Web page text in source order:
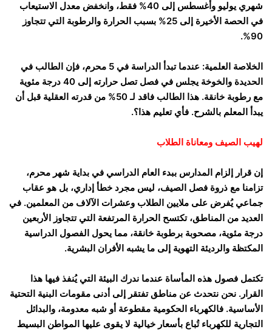
شهري يوليو وأغسطس إلى 40% فقط، وانخفض معدل الاستيعاب
في الحصة الأخيرة إلى 25% بسبب الحرارة والرطوبة التي تتجاوز
90%.
الخلاصة العلمية: عندما تبدأ الدراسة في 5 محرم، فإن الطالب في
الحديدة والخوخة يجلس في فصل تصل حرارته إلى 40 درجة مئوية
مع رطوبة خانقة. هذا الطالب فاقد لـ 50% من قدرته العقلية قبل أن
يبدأ المعلم بالشرح. فأي تعليم هذا؟.
لهيب الصيف ومعاناة الطلاب
إن قرار إلزام المدارس ببدء العام الدراسي في بداية شهر محرم،
تزامنا مع ذروة فصل الصيف، ليس مجرد خطأ إداري، بل هو عقاب
جماعي يُفرض على ملايين الطلاب وعشرات الآلاف من المعلمين. في
العديد من المناطق، تكتسح الحرارة المرتفعة التي تتجاوز الأربعين
درجة مئوية، مصحوبة برطوبة خانقة، مما يحول الفصول الدراسية
المكتظة والرديئة التهوية إلى ما يشبه الأفران البشرية.
تكتمل فصول هذه المأساة عندما ندرك البيئة التي يُنفذ فيها هذا
القرار. نحن نتحدث عن مناطق تفتقر إلى أدنى مقومات البنية التحتية
الأساسية. فالكهرباء الحكومية مقطوعة أو شبه معدومة، والبدائل
التجارية للكهرباء تُباع بأسعار خيالية لا يقوى عليها المواطن البسيط